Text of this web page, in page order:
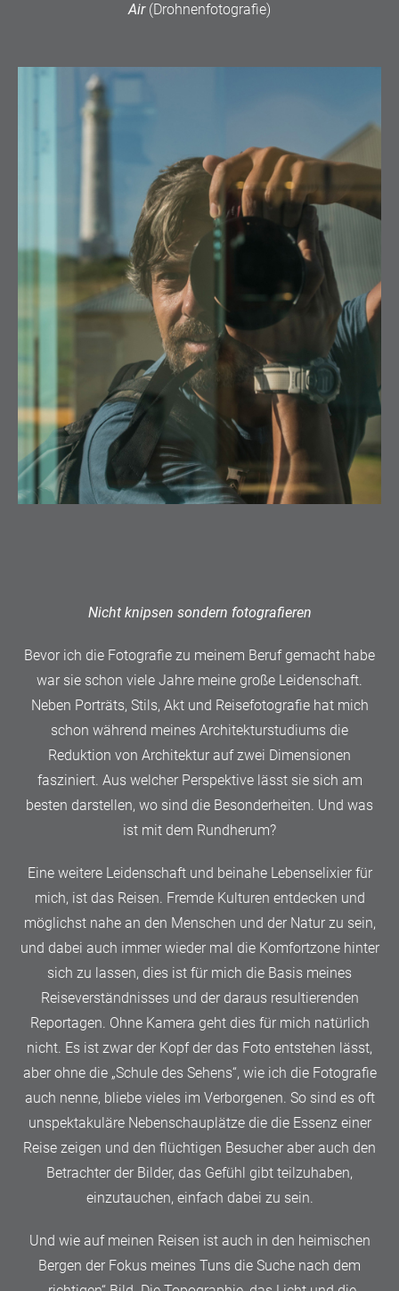
Air (Drohnenfotografie)
Nicht knipsen sondern fotografieren
Bevor ich die Fotografie zu meinem Beruf gemacht habe
war sie schon viele Jahre meine große Leidenschaft.
Neben Porträts, Stils, Akt und Reisefotografie hat mich
schon während meines Architekturstudiums die
Reduktion von Architektur auf zwei Dimensionen
fasziniert. Aus welcher Perspektive lässt sie sich am
besten darstellen, wo sind die Besonderheiten. Und was
ist mit dem Rundherum?
Eine weitere Leidenschaft und beinahe Lebenselixier für
mich, ist das Reisen. Fremde Kulturen entdecken und
möglichst nahe an den Menschen und der Natur zu sein,
und dabei auch immer wieder mal die Komfortzone hinter
sich zu lassen, dies ist für mich die Basis meines
Reiseverständnisses und der daraus resultierenden
Reportagen. Ohne Kamera geht dies für mich natürlich
nicht. Es ist zwar der Kopf der das Foto entstehen lässt,
aber ohne die „Schule des Sehens“, wie ich die Fotografie
auch nenne, bliebe vieles im Verborgenen. So sind es oft
unspektakuläre Nebenschauplätze die die Essenz einer
Reise zeigen und den flüchtigen Besucher aber auch den
Betrachter der Bilder, das Gefühl gibt teilzuhaben,
einzutauchen, einfach dabei zu sein.
Und wie auf meinen Reisen ist auch in den heimischen
Bergen der Fokus meines Tuns die Suche nach dem